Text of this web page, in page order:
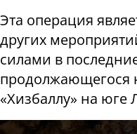
Эта операция
других
силами в
продолжающегося
«Хизбаллу» на юге